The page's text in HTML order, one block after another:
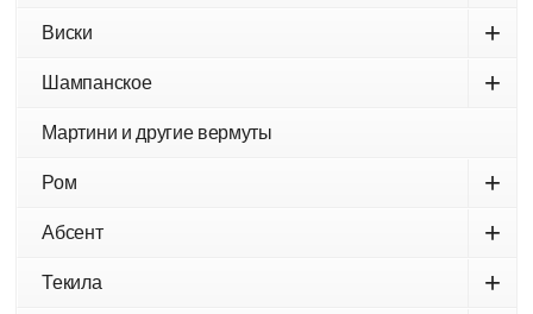
Виски +
Шампанское +
Мартини и другие вермуты
Ром +
Абсент +
Текила +